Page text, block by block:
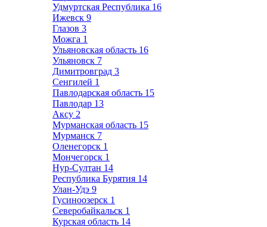
Удмуртская Республика 16
Ижевск 9
Глазов 3
Можга 1
Ульяновская область 16
Ульяновск 7
Димитровград 3
Сенгилей 1
Павлодарская область 15
Павлодар 13
Аксу 2
Мурманская область 15
Мурманск 7
Оленегорск 1
Мончегорск 1
Нур-Султан 14
Республика Бурятия 14
Улан-Удэ 9
Гусиноозерск 1
Северобайкальск 1
Курская область 14